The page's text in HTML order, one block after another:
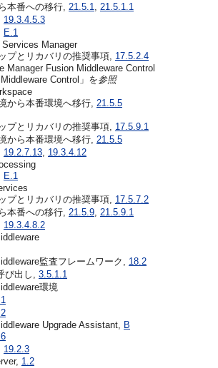
本番への移行, 21.5.1
21.5.1.1
19.3.4.5.3
E.1
Manager
プとリカバリの推奨事項, 17.5.2.4
Manager Fusion Middleware Control
Middleware Control」を参照
から本番環境へ移行, 21.5.5
プとリカバリの推奨事項, 17.5.9.1
から本番環境へ移行, 21.5.5
19.2.7.13 19.3.4.12
E.1
プとリカバリの推奨事項, 17.5.7.2
本番への移行, 21.5.9 21.5.9.1
19.3.4.8.2
監査フレームワーク, 18.2
び出し, 3.5.1.1
環境
Upgrade Assistant,
B
19.2.3
1.2